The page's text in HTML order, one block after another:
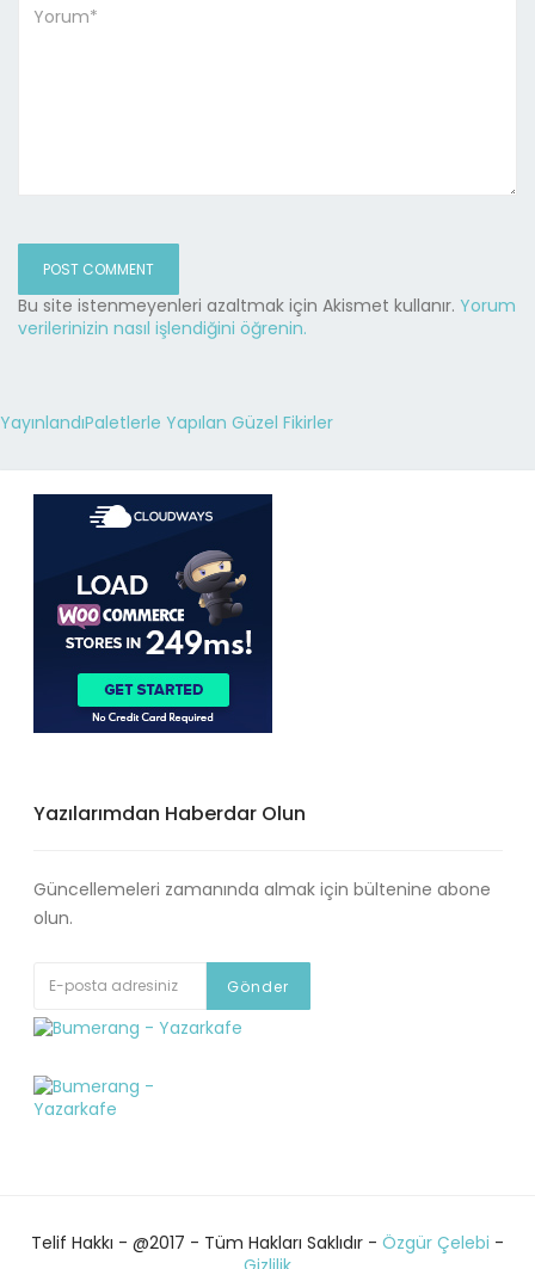
Bu site istenmeyenleri azaltmak için Akismet kullanır. Yorum
verilerinizin nasıl işlendiğini öğrenin.
YayınlandıPaletlerle Yapılan Güzel Fikirler
Yazılarımdan Haberdar Olun
Güncellemeleri zamanında almak için bültenine abone
olun.
Telif Hakkı - @2017 - Tüm Hakları Saklıdır - Özgür Çelebi -